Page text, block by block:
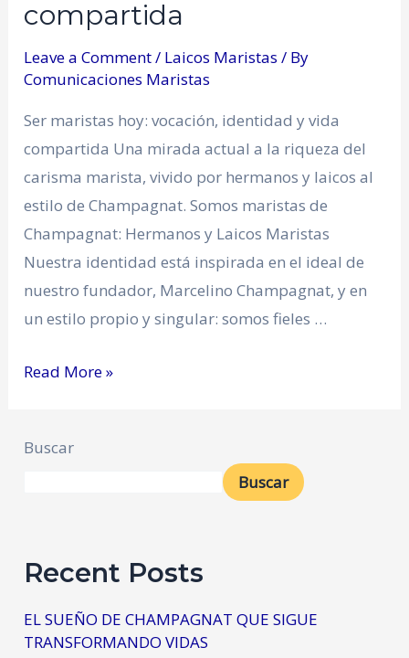
compartida
Leave a Comment/ Laicos Maristas / By
Comunicaciones Maristas
Ser maristas hoy: vocación, identidad y vida
compartida Una mirada actual a la riqueza del
carisma marista, vivido por hermanos y laicos al
estilo de Champagnat. Somos maristas de
Champagnat: Hermanos y Laicos Maristas
Nuestra identidad está inspirada en el ideal de
nuestro fundador, Marcelino Champagnat, y en
un estilo propio y singular: somos fieles …
Read More »
Buscar
Buscar
Recent Posts
EL SUEÑO DE CHAMPAGNAT QUE SIGUE
TRANSFORMANDO VIDAS